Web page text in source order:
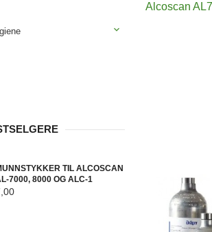
Alcoscan
TIL ALCOSCAN
7000, 8000 OG ALC-1